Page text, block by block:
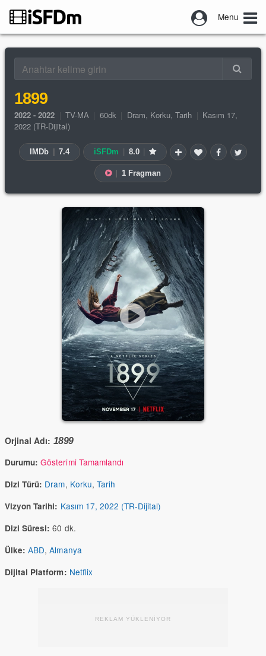
Menu
1899
2022 - 2022 TV-MA 60dk Dram, Korku,Tarih
Kasım 17,
2022 (TR-Dijital)
IMDb 7.4 iSFDm 8.0
1 Fragman
Orjinal Adı: 1899
Durumu: Gösterimi Tamamlandı
Dizi Türü: Dram, Korku, Tarih
Vizyon Tarihi: Kasım 17, 2022 (TR-Dijital)
Dizi Süresi: 60 dk.
Ülke: ABD,Almanya
Dijital Platform: Netflix
REKLAM YÜKLENİYOR